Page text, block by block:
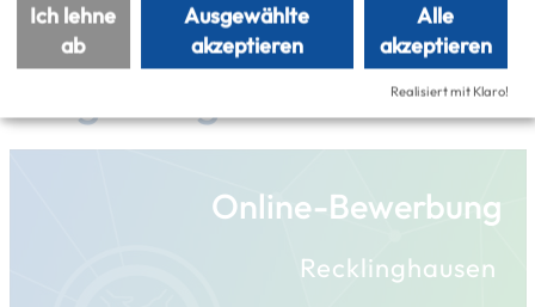
Weitere Projekte in der
Online-Bewerbung
Recklinghausen
Ich lehne
ab
Ausgewählte
akzeptieren
Alle
akzeptieren
Realisiert mit Klaro!